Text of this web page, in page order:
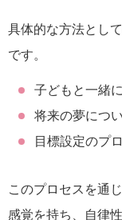
具体的な方法とし
です。
子どもと一緒
将来の夢につ
目標設定のプ
このプロセスを通
感覚を持ち、自律